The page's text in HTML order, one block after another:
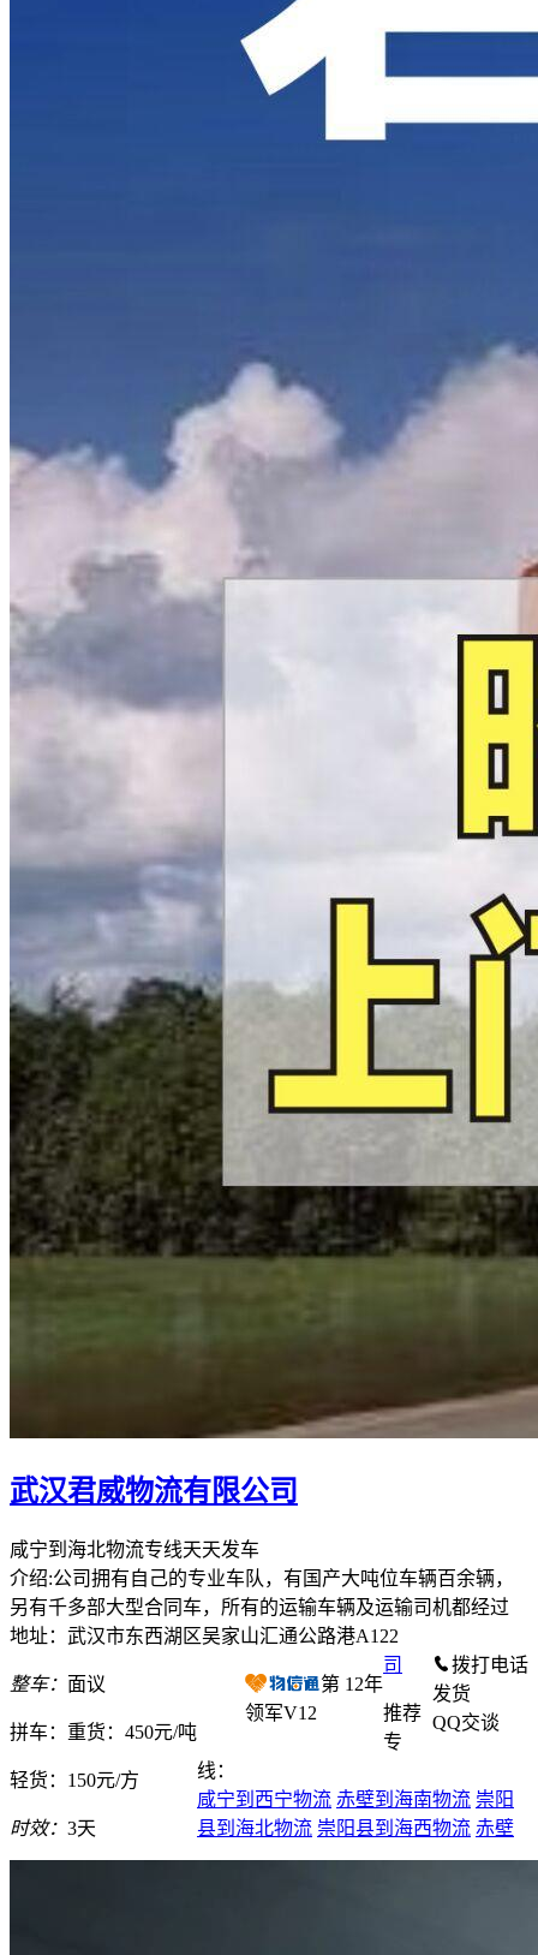
武汉君威物流有限公司
咸宁到海北物流专线天天发车
介绍:公司拥有自己的专业车队，有国产大吨位车辆百余辆，
另有千多部大型合同车，所有的运输车辆及运输司机都经过
地址：武汉市东西湖区吴家山汇通公路港A122
整车： 面议
拼车： 重货：450元/吨
轻货： 150元/方
时效： 3天
第 12年
领军V12
拨打电话
发货
QQ交谈
司
推荐
专
线：
咸宁到西宁物流 赤壁到海南物流 崇阳
县到海北物流 崇阳县到海西物流 赤壁